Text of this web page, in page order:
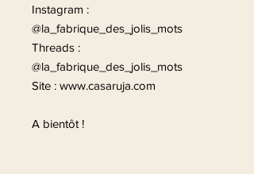
Instagram :
@la_fabrique_des_jolis_mots
Threads :
@la_fabrique_des_jolis_mots
Site : www.casaruja.com
A bientôt !